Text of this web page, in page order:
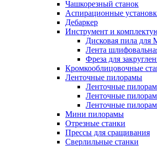
Чашкорезный станок
Аспирационные
Дебаркер
Инструмент и
Дисковая пила
Лента
Фреза для
Кромкооблицовочные
Ленточные пилорамы
Ленточные
Ленточные
Ленточные
Мини пилорамы
Отрезные станки
Прессы для сращивания
Сверлильные станки